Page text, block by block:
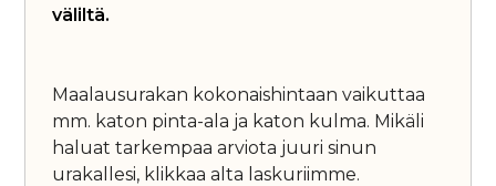
väliltä.
Maalausurakan kokonaishintaan vaikuttaa
mm. katon pinta-ala ja katon kulma. Mikäli
haluat tarkempaa arviota juuri sinun
urakallesi, klikkaa alta laskuriimme.